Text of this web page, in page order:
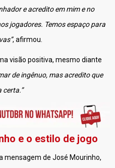
e acredito em mim e no
jogadores. Temos espaço para
, afirmou.
visão positiva, mesmo diante
de ingênuo, mas acredito que
certa.”
e o estilo de jogo
mensagem de José Mourinho,